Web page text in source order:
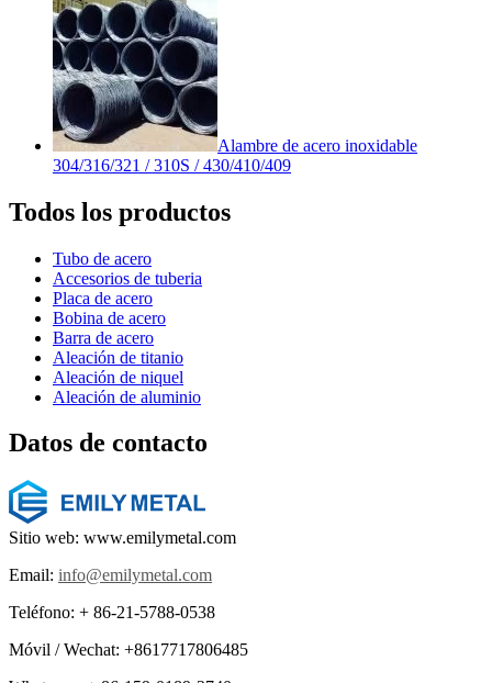
Alambre de acero inoxidable
304/316/321 / 310S / 430/410/409
Todos los productos
Tubo de acero
Accesorios de tuberia
Placa de acero
Bobina de acero
Barra de acero
Aleación de titanio
Aleación de niquel
Aleación de aluminio
Datos de contacto
Sitio web: www.emilymetal.com
Email: info@emilymetal.com
Teléfono: + 86-21-5788-0538
Móvil / Wechat: +8617717806485